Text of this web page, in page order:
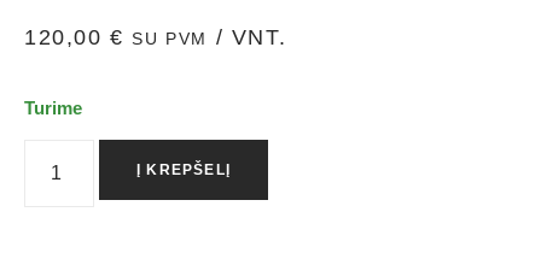
120,00€ SU PVM / VNT.
Turime
Į KREPŠELĮ